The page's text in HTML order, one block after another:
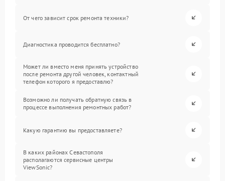
От чего зависит срок ремонта техники?
Диагностика проводится бесплатно?
Может ли вместо меня принять устройство
после ремонта другой человек, контактный
телефон которого я предоставлю?
Возможно ли получать обратную связь в
процессе выполнения ремонтных работ?
Какую гарантию вы предоставляете?
В каких районах Севастополя
располагаются сервисные центры
ViewSonic?